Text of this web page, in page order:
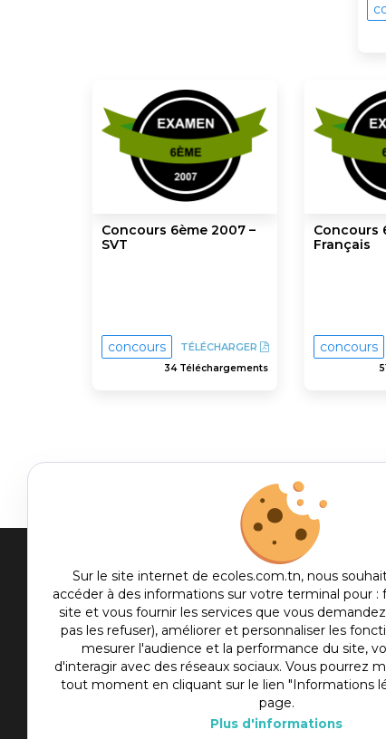
Concours 6ème 2007 –
SVT
concours TÉLÉCHARGER
34 Téléchargements
Concours
Français
concours
Sur le site internet de ecoles.com.tn, nous
accéder à des informations sur votre terminal pour :
site et vous fournir les services que vous
pas les refuser), améliorer et personnaliser les
mesurer l'audience et la performance du site,
d'interagir avec des réseaux sociaux. Vous pourrez
tout moment en cliquant sur le lien "Informations
page.
Plus d'informations
Sport